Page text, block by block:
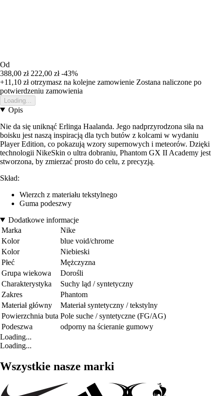
Od
388,00 zł 222,00 zł -43%
+11,10 złotrzymasz na kolejne zamowienie Zostana naliczone po
potwierdzeniu zamowienia
Loading...
Opis
Nie da się uniknąć Erlinga Haalanda. Jego nadprzyrodzona siła na
boisku jest naszą inspiracją dla tych butów z kolcami w wydaniu
Player Edition, co pokazują wzory supernowych i meteorów. Dzięki
technologii NikeSkin o ultra dobraniu, Phantom GX II Academy jest
stworzona, by zmierzać prosto do celu, z precyzją.
Skład:
Wierzch z materiału tekstylnego
Guma podeszwy
Dodatkowe informacje
Marka
Nike
Kolor
blue void/chrome
Kolor
Niebieski
Płeć
Mężczyzna
Grupa wiekowa
Dorośli
Charakterystyka
Suchy ląd / syntetyczny
Zakres
Phantom
Materiał główny
Materiał syntetyczny / tekstylny
Powierzchnia buta Pole suche / syntetyczne (FG/AG)
Podeszwa
odporny na ścieranie gumowy
Loading...
Loading...
Wszystkie nasze marki